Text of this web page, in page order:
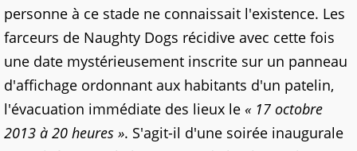
personne à ce stade ne connaissait l'existence. Les
farceurs de Naughty Dogs récidive avec cette fois
une date mystérieusement inscrite sur un panneau
d'affichage ordonnant aux habitants d'un patelin,
l'évacuation immédiate des lieux le « 17 octobre
2013 à 20 heures ». S'agit-il d'une soirée inaugurale